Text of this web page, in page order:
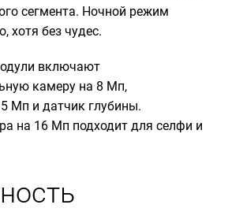
сегмента. Ночной режим
хотя без чудес.
включают
камеру на 8 Мп,
Мп и датчик глубины.
на 16 Мп подходит для селфи и